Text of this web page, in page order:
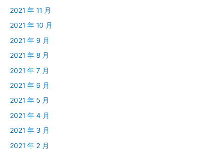
2021 年 11 月
2021 年 10 月
2021 年 9 月
2021 年 8 月
2021 年 7 月
2021 年 6 月
2021 年 5 月
2021 年 4 月
2021 年 3 月
2021 年 2 月